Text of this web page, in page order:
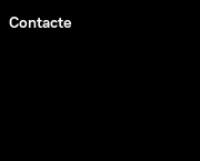
Contacte